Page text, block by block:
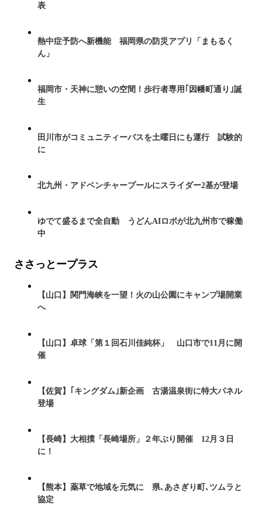
表
熱中症予防へ新機能 福岡県の防災アプリ「まもるく
ん」
福岡市・天神に憩いの空間！歩行者専用｢因幡町通り｣誕
生
田川市がコミュニティーバスを土曜日にも運行 試験的
に
北九州・アドベンチャープールにスライダー2基が登場
ゆでて盛るまで全自動 うどんAIロボが北九州市で稼働
中
ささっとープラス
【山口】関門海峡を一望！火の山公園にキャンプ場開業
へ
【山口】卓球「第１回石川佳純杯」 山口市で11月に開
催
【佐賀】｢キングダム｣新企画 古湯温泉街に特大パネル
登場
【長崎】大相撲「長崎場所」２年ぶり開催 12月３日
に！
【熊本】薬草で地域を元気に 県､あさぎり町､ツムラと
協定